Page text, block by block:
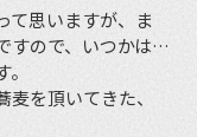
て思いますが、ま
すので、いつかは…
を頂いてきた、